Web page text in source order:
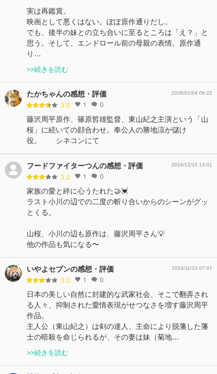
実は再鑑賞。
映画として悪くはない。ぽぽ原作通りだし。
でも、後半の妹との立ち合いに至るところは「え？」と
思う。そして、エンドロール前の母親の表情。原作通
り…
>>続きを読む
たかちゃんの感想・評価
3.6 1 0
2026/01/04 09:22
藤沢周平原作、篠原哲雄監督、東山紀之主演という「山
桜」に続いての顔合わせ。奉公人の勝地涼が儲け
役。 シネコンにて
フードファイターつんの感想・評価
3.2 1 0
2024/12/15 13:01
家族の愛と絆に心うたれた🤝💓
ラスト小川の辺での二度の斬り合いからのシーンがグッ
とくる。
山桜、小川の辺も原作は、藤沢周平さん💡
他の作品も気になる〜
いやよセブンの感想・評価
3.0 1 0
2024/11/10 07:07
日本の美しい自然に封建的な武家社会、そこで翻弄され
る人々、抑制された愛情表現がせつなさを増す藤沢周平
作品。
主人公（東山紀之）は剣の達人、主命により脱藩した藩
士の暗殺を命じられるが、その妻は妹（菊地…
>>続きを読む